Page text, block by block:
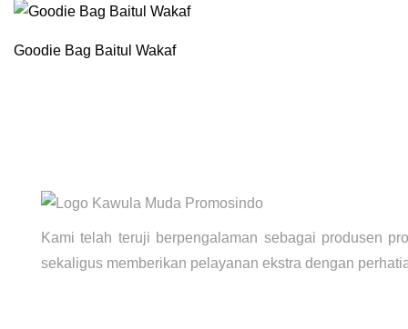
Goodie Bag Baitul Wakaf
Kami telah teruji berpengalaman sebagai produsen
sekaligus memberikan pelayanan ekstra dengan